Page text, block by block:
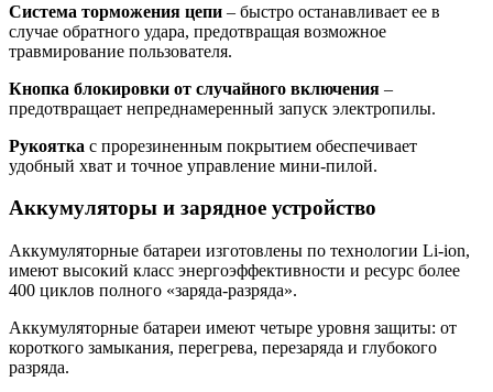
Система торможения цепи – быстро останавливает ее в
случае обратного удара, предотвращая возможное
травмирование пользователя.
Кнопка блокировки от случайного включения –
предотвращает непреднамеренный запуск электропилы.
Рукоятка с прорезиненным покрытием обеспечивает
удобный хват и точное управление мини-пилой.
Аккумуляторы и зарядное устройство
Аккумуляторные батареи изготовлены по технологии Li-ion,
имеют высокий класс энергоэффективности и ресурс более
400 циклов полного «заряда-разряда».
Аккумуляторные батареи имеют четыре уровня защиты: от
короткого замыкания, перегрева, перезаряда и глубокого
разряда.